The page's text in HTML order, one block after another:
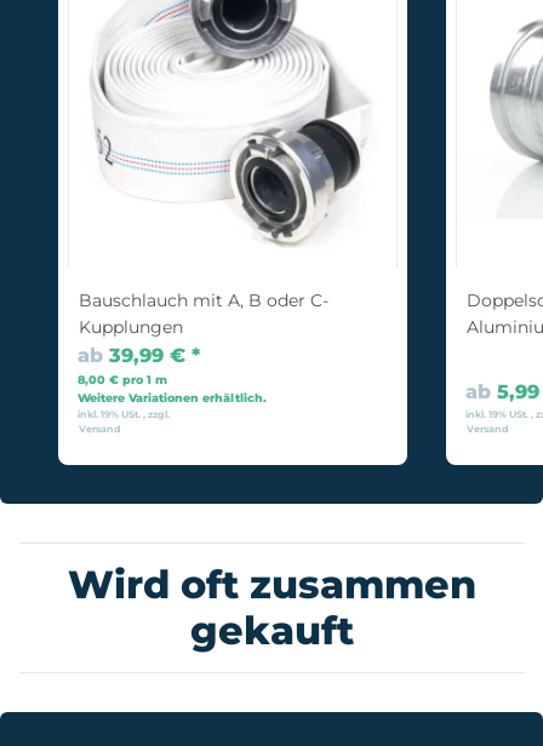
Bauschlauch mit A, B oder C-
Kupplungen
ab 39,99 € *
8,00 € pro 1 m
Weitere Variationen erhältlich.
inkl. 19% USt. , zzgl.
Versand
ab
inkl. 19% USt. ,
Versand
Wird oft zusammen
gekauft